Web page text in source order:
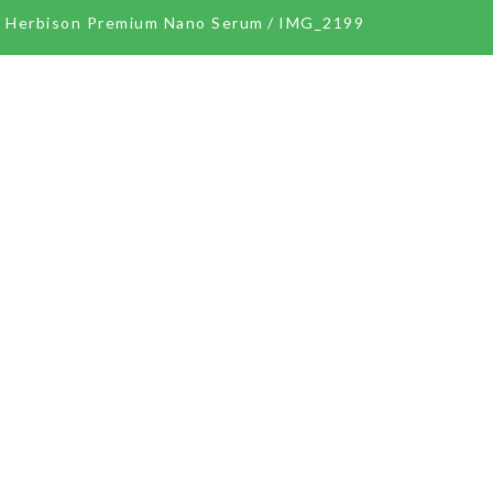
Herbison Premium Nano Serum / IMG_2199